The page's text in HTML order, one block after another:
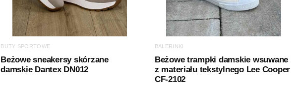
BUTY SPORTOWE
Beżowe sneakersy skórzane
damskie Dantex DN012
BALERINKI
Beżowe trampki damskie wsuwane
z materiału tekstylnego Lee Cooper
CF-2102